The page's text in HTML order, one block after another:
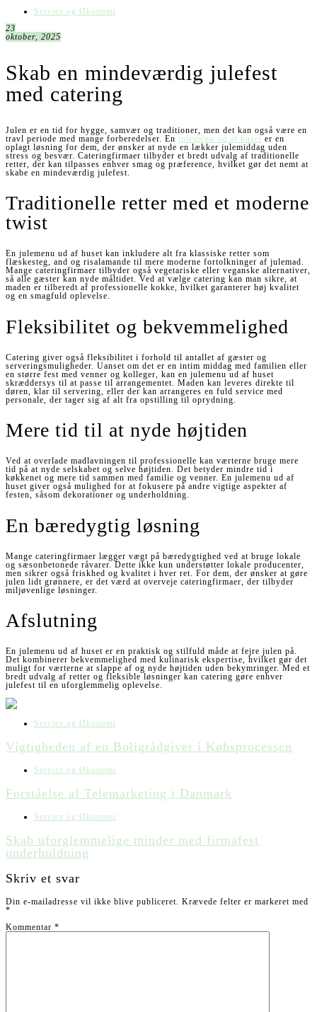
Service og Økonomi
23
oktober, 2025
Skab en mindeværdig julefest
med catering
Julen er en tid for hygge, samvær og traditioner, men det kan også være en
travl periode med mange forberedelser. En julemenu ud af huset er en
oplagt løsning for dem, der ønsker at nyde en lækker julemiddag uden
stress og besvær. Cateringfirmaer tilbyder et bredt udvalg af traditionelle
retter, der kan tilpasses enhver smag og præference, hvilket gør det nemt at
skabe en mindeværdig julefest.
Traditionelle retter med et moderne
twist
En julemenu ud af huset kan inkludere alt fra klassiske retter som
flæskesteg, and og risalamande til mere moderne fortolkninger af julemad.
Mange cateringfirmaer tilbyder også vegetariske eller veganske alternativer,
så alle gæster kan nyde måltidet. Ved at vælge catering kan man sikre, at
maden er tilberedt af professionelle kokke, hvilket garanterer høj kvalitet
og en smagfuld oplevelse.
Fleksibilitet og bekvemmelighed
Catering giver også fleksibilitet i forhold til antallet af gæster og
serveringsmuligheder. Uanset om det er en intim middag med familien eller
en større fest med venner og kolleger, kan en julemenu ud af huset
skræddersys til at passe til arrangementet. Maden kan leveres direkte til
døren, klar til servering, eller der kan arrangeres en fuld service med
personale, der tager sig af alt fra opstilling til oprydning.
Mere tid til at nyde højtiden
Ved at overlade madlavningen til professionelle kan værterne bruge mere
tid på at nyde selskabet og selve højtiden. Det betyder mindre tid i
køkkenet og mere tid sammen med familie og venner. En julemenu ud af
huset giver også mulighed for at fokusere på andre vigtige aspekter af
festen, såsom dekorationer og underholdning.
En bæredygtig løsning
Mange cateringfirmaer lægger vægt på bæredygtighed ved at bruge lokale
og sæsonbetonede råvarer. Dette ikke kun understøtter lokale producenter,
men sikrer også friskhed og kvalitet i hver ret. For dem, der ønsker at gøre
julen lidt grønnere, er det værd at overveje cateringfirmaer, der tilbyder
miljøvenlige løsninger.
Afslutning
En julemenu ud af huset er en praktisk og stilfuld måde at fejre julen på.
Det kombinerer bekvemmelighed med kulinarisk ekspertise, hvilket gør det
muligt for værterne at slappe af og nyde højtiden uden bekymringer. Med et
bredt udvalg af retter og fleksible løsninger kan catering gøre enhver
julefest til en uforglemmelig oplevelse.
Service og Økonomi
Vigtigheden af en Boligrådgiver i Købsprocessen
Service og Økonomi
Forståelse af Telemarketing i Danmark
Service og Økonomi
Skab uforglemmelige minder med firmafest
underholdning
Skriv et svar
Din e-mailadresse vil ikke blive publiceret. Krævede felter er markeret med
*
Kommentar *